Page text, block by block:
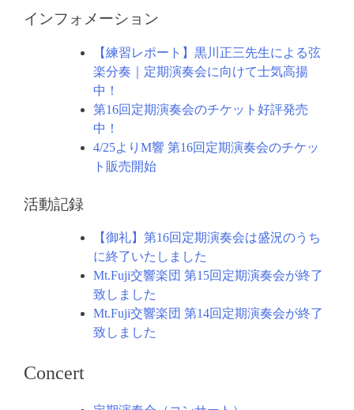
インフォメーション
【練習レポート】黒川正三先生による弦
楽分奏｜定期演奏会に向けて士気高揚
中！
第16回定期演奏会のチケット好評発売
中！
4/25よりM響 第16回定期演奏会のチケッ
ト販売開始
活動記録
【御礼】第16回定期演奏会は盛況のうち
に終了いたしました
Mt.Fuji交響楽団 第15回定期演奏会が終了
致しました
Mt.Fuji交響楽団 第14回定期演奏会が終了
致しました
Concert